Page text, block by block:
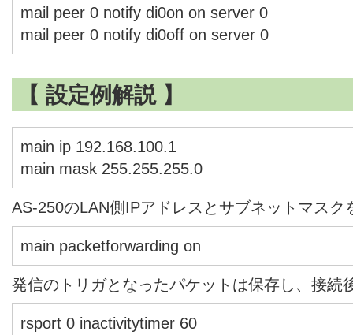
mail peer 0 notify di0on on server 0
mail peer 0 notify di0off on server 0
【 設定例解説 】
main ip 192.168.100.1
main mask 255.255.255.0
AS-250のLAN側IPアドレスとサブネットマスク
main packetforwarding on
発信のトリガとなったパケットは保存し、接続
rsport 0 inactivitytimer 60